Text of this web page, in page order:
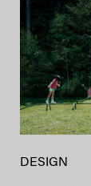
DESIGN